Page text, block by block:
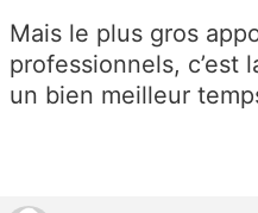
Mais le plus gros
professionnels, c’est
un bien meilleur